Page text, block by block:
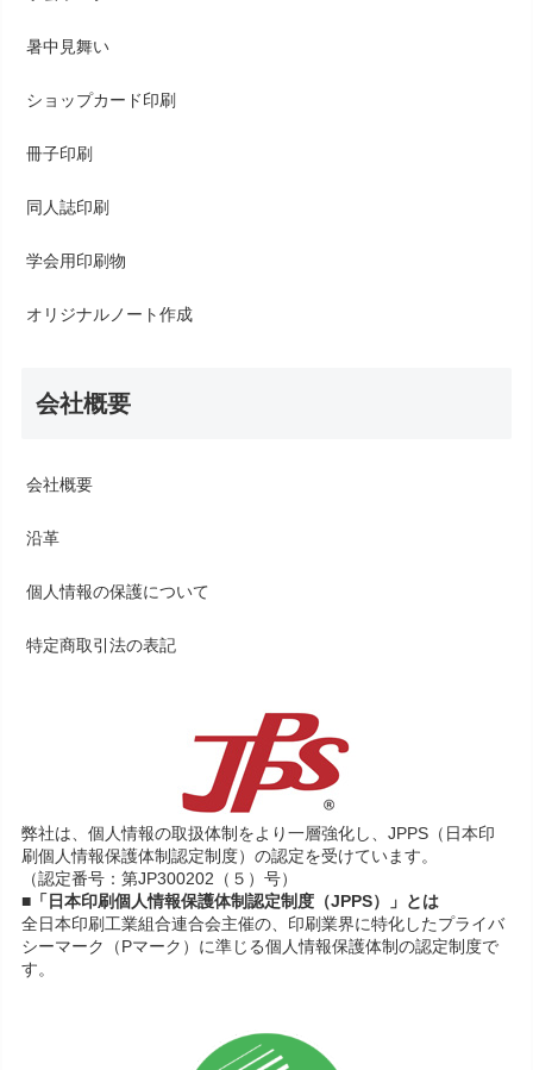
暑中見舞い
ショップカード印刷
冊子印刷
同人誌印刷
学会用印刷物
オリジナルノート作成
会社概要
会社概要
沿革
個人情報の保護について
特定商取引法の表記
弊社は、個人情報の取扱体制をより一層強化し、JPPS（日本印
刷個人情報保護体制認定制度）の認定を受けています。
（認定番号：第JP300202（５）号）
■「日本印刷個人情報保護体制認定制度（JPPS）」とは
全日本印刷工業組合連合会主催の、印刷業界に特化したプライバ
シーマーク（Pマーク）に準じる個人情報保護体制の認定制度で
す。